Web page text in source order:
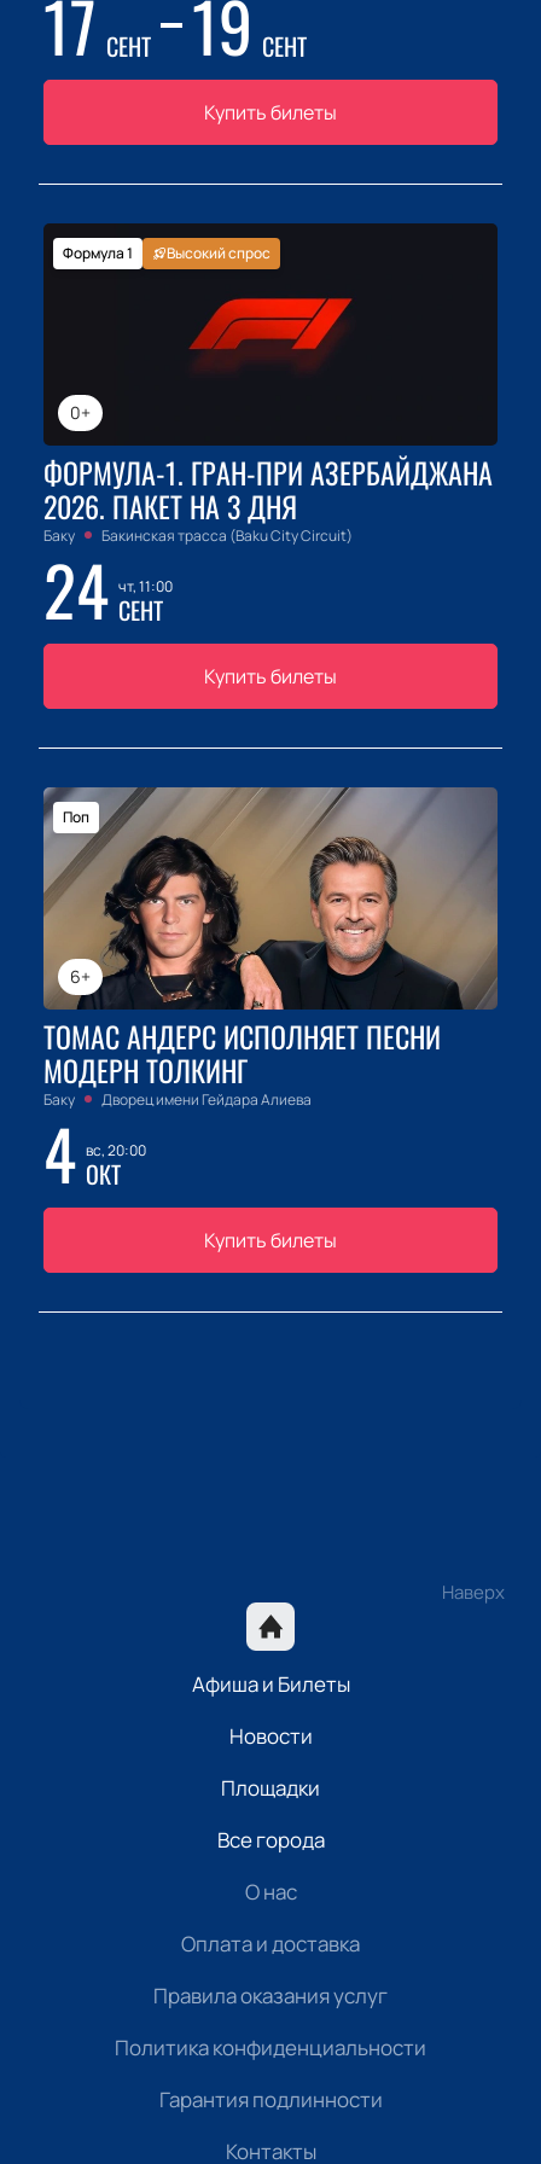
17 СЕНТ 19 СЕНТ
Купить билеты
0+
Формула 1 Высокий спрос
ФОРМУЛА-1. ГРАН-ПРИ АЗЕРБАЙДЖАНА
2026. ПАКЕТ НА 3 ДНЯ
Баку Бакинская трасса (Baku City Circuit)
24 чт, 11:00
СЕНТ
Купить билеты
6+
Поп
ТОМАС АНДЕРС ИСПОЛНЯЕТ ПЕСНИ
МОДЕРН ТОЛКИНГ
Баку Дворец имени Гейдара Алиева
4 вс, 20:00
ОКТ
Купить билеты
Наверх
Афиша и Билеты
Новости
Площадки
Все города
О нас
Оплата и доставка
Правила оказания услуг
Политика конфиденциальности
Гарантия подлинности
Контакты